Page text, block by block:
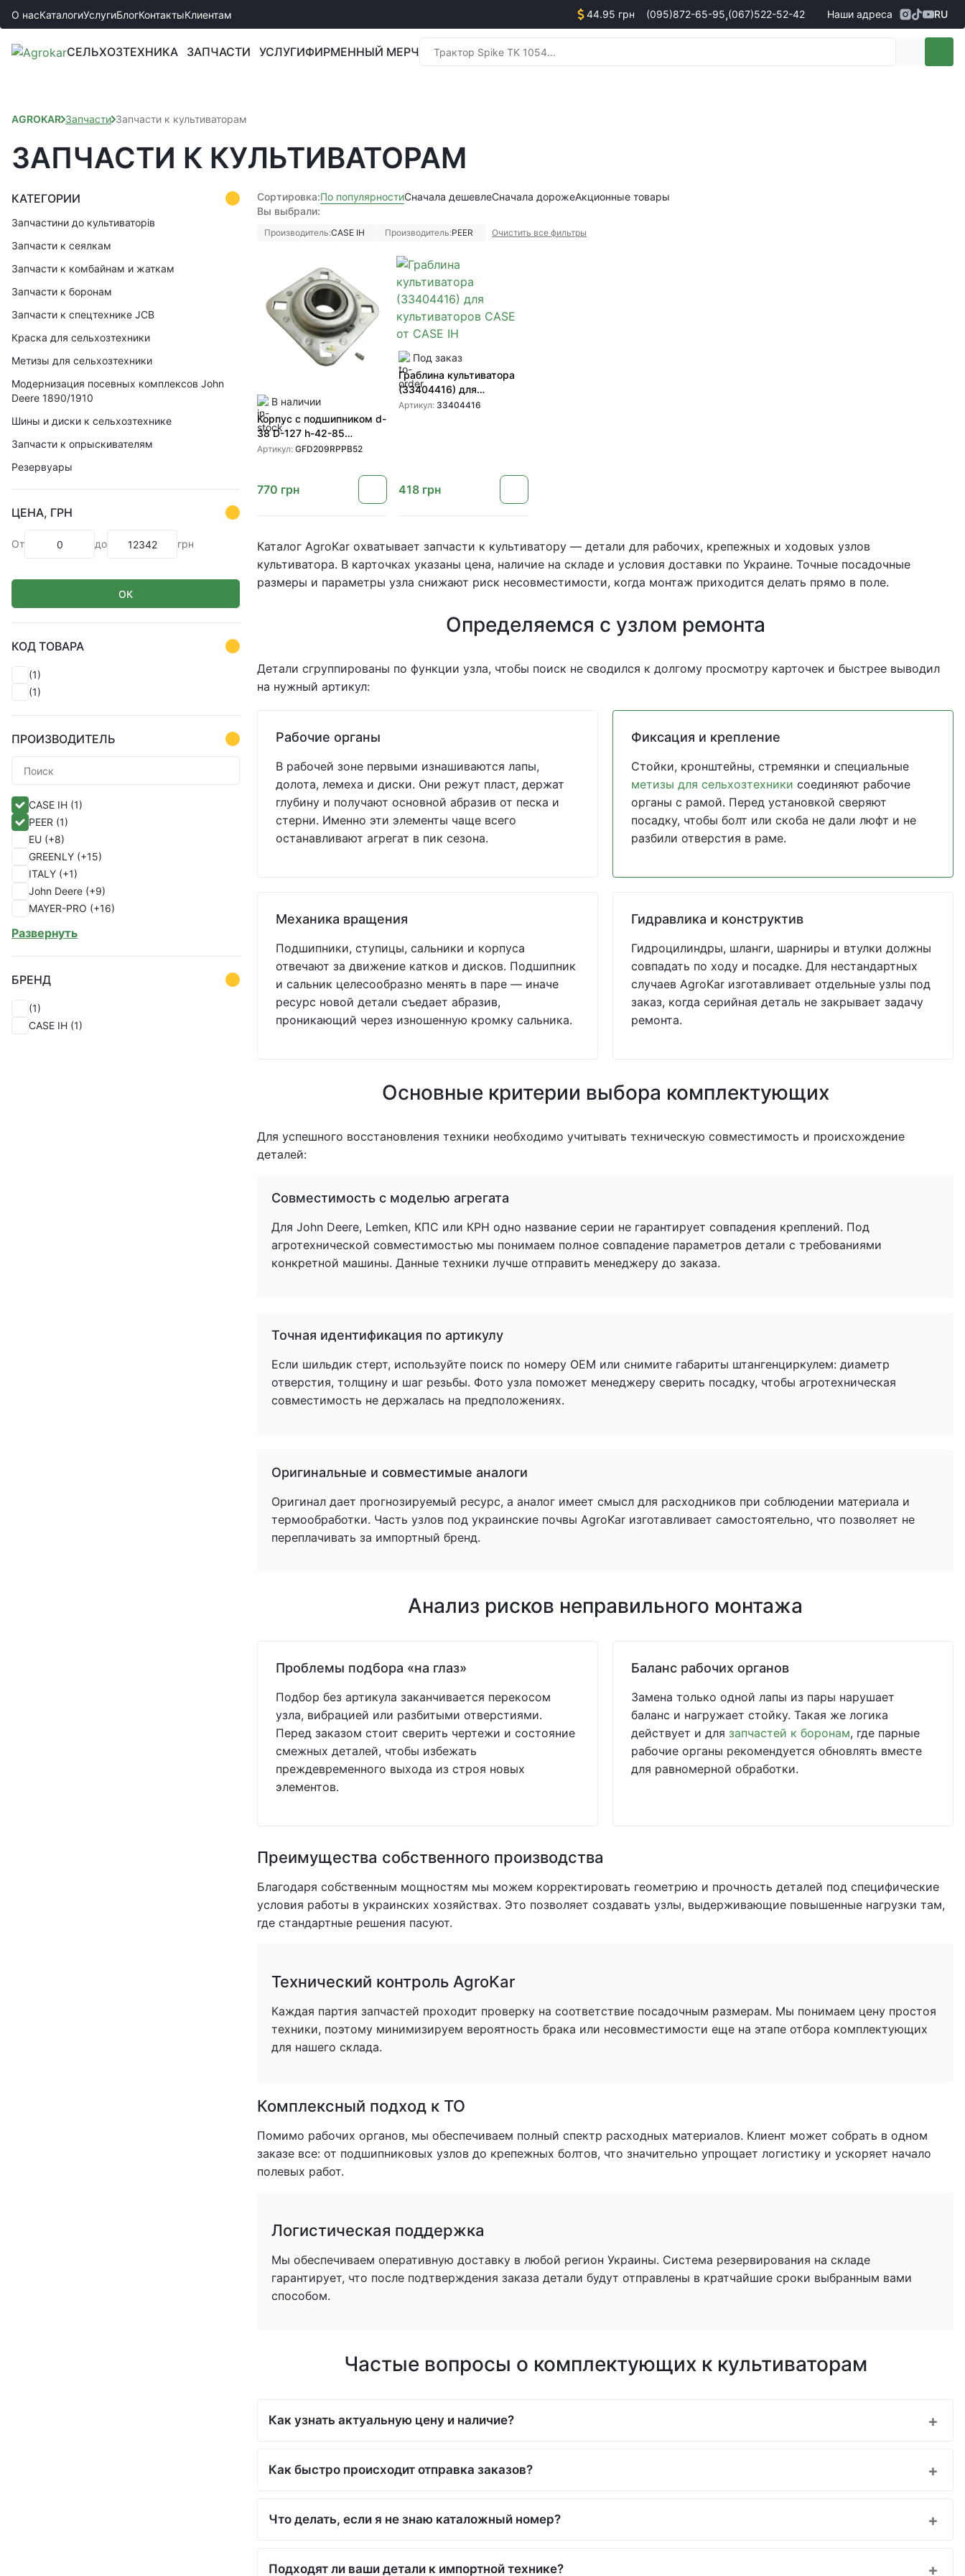
О насКаталогиУслугиБлогКонтактыКлиентам 44.95 грн (095)872-65-95,(067)522-52-42
Менеджеры по продаже техники
Наши адреса RU
СЕЛЬХОЗТЕХНИКА ЗАПЧАСТИ УСЛУГИФИРМЕННЫЙ МЕРЧ
AGROKAR Запчасти Запчасти к культиваторам
ЗАПЧАСТИ К КУЛЬТИВАТОРАМ
КАТЕГОРИИ
Запчастини до культиваторів
Запчасти к сеялкам
Запчасти к комбайнам и жаткам
Запчасти к боронам
Запчасти к спецтехнике JCB
Краска для сельхозтехники
Метизы для сельхозтехники
Модернизация посевных комплексов John
Deere 1890/1910
Шины и диски к сельхозтехнике
Запчасти к опрыскивателям
Резервуары
ЦЕНА, ГРН
От до грн
ОК
КОД ТОВАРА
(1)
(1)
ПРОИЗВОДИТЕЛЬ
CASE IH (1)
PEER (1)
EU (+8)
GREENLY (+15)
ITALY (+1)
John Deere (+9)
MAYER-PRO (+16)
УКР(+1)
Развернуть
БРЕНД
(1)
CASE IH (1)
Сортировка:По популярностиСначала дешевлеСначала дорожеАкционные товары
Вы выбрали:
Производитель:CASE IH Производитель:PEER Очистить все фильтры
В наличии
Корпус с подшипником d-
38 D-127 h-42-85
GFD209RPPB52 (в каток)
Артикул: GFD209RPPB52
770 грн
Под заказ
Граблина культиватора
(33404416) для
культиваторов CASE от
Артикул: 33404416
418 грн
Каталог AgroKar охватывает запчасти к культиватору — детали для рабочих, крепежных и ходовых узлов
культиватора. В карточках указаны цена, наличие на складе и условия доставки по Украине. Точные посадочные
размеры и параметры узла снижают риск несовместимости, когда монтаж приходится делать прямо в поле.
Определяемся с узлом ремонта
Детали сгруппированы по функции узла, чтобы поиск не сводился к долгому просмотру карточек и быстрее выводил
на нужный артикул:
Рабочие органы
В рабочей зоне первыми изнашиваются лапы,
долота, лемеха и диски. Они режут пласт, держат
глубину и получают основной абразив от песка и
стерни. Именно эти элементы чаще всего
останавливают агрегат в пик сезона.
Фиксация и крепление
Стойки, кронштейны, стремянки и специальные
метизы для сельхозтехники соединяют рабочие
органы с рамой. Перед установкой сверяют
посадку, чтобы болт или скоба не дали люфт и не
разбили отверстия в раме.
Механика вращения
Подшипники, ступицы, сальники и корпуса
отвечают за движение катков и дисков. Подшипник
и сальник целесообразно менять в паре — иначе
ресурс новой детали съедает абразив,
проникающий через изношенную кромку сальника.
Гидравлика и конструктив
Гидроцилиндры, шланги, шарниры и втулки должны
совпадать по ходу и посадке. Для нестандартных
случаев AgroKar изготавливает отдельные узлы под
заказ, когда серийная деталь не закрывает задачу
ремонта.
Основные критерии выбора комплектующих
Для успешного восстановления техники необходимо учитывать техническую совместимость и происхождение
деталей:
Совместимость с моделью агрегата
Для John Deere, Lemken, КПС или КРН одно название серии не гарантирует совпадения креплений. Под
агротехнической совместимостью мы понимаем полное совпадение параметров детали с требованиями
конкретной машины. Данные техники лучше отправить менеджеру до заказа.
Точная идентификация по артикулу
Если шильдик стерт, используйте поиск по номеру OEM или снимите габариты штангенциркулем: диаметр
отверстия, толщину и шаг резьбы. Фото узла поможет менеджеру сверить посадку, чтобы агротехническая
совместимость не держалась на предположениях.
Оригинальные и совместимые аналоги
Оригинал дает прогнозируемый ресурс, а аналог имеет смысл для расходников при соблюдении материала и
термообработки. Часть узлов под украинские почвы AgroKar изготавливает самостоятельно, что позволяет не
переплачивать за импортный бренд.
Анализ рисков неправильного монтажа
Проблемы подбора «на глаз»
Подбор без артикула заканчивается перекосом
узла, вибрацией или разбитыми отверстиями.
Перед заказом стоит сверить чертежи и состояние
смежных деталей, чтобы избежать
преждевременного выхода из строя новых
элементов.
Баланс рабочих органов
Замена только одной лапы из пары нарушает
баланс и нагружает стойку. Такая же логика
действует и для запчастей к боронам, где парные
рабочие органы рекомендуется обновлять вместе
для равномерной обработки.
Преимущества собственного производства
Благодаря собственным мощностям мы можем корректировать геометрию и прочность деталей под специфические
условия работы в украинских хозяйствах. Это позволяет создавать узлы, выдерживающие повышенные нагрузки там,
где стандартные решения пасуют.
Технический контроль AgroKar
Каждая партия запчастей проходит проверку на соответствие посадочным размерам. Мы понимаем цену простоя
техники, поэтому минимизируем вероятность брака или несовместимости еще на этапе отбора комплектующих
для нашего склада.
Комплексный подход к ТО
Помимо рабочих органов, мы обеспечиваем полный спектр расходных материалов. Клиент может собрать в одном
заказе все: от подшипниковых узлов до крепежных болтов, что значительно упрощает логистику и ускоряет начало
полевых работ.
Логистическая поддержка
Мы обеспечиваем оперативную доставку в любой регион Украины. Система резервирования на складе
гарантирует, что после подтверждения заказа детали будут отправлены в кратчайшие сроки выбранным вами
способом.
Частые вопросы о комплектующих к культиваторам
Как узнать актуальную цену и наличие?
Как быстро происходит отправка заказов?
Что делать, если я не знаю каталожный номер?
Подходят ли ваши детали к импортной технике?